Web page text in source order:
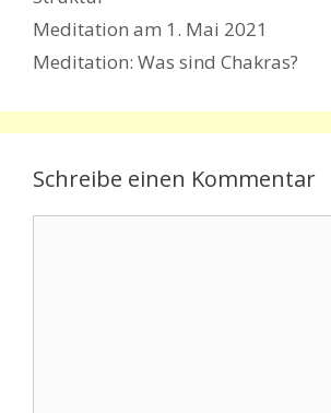
Meditation am 1. Mai 2021
Meditation: Was sind Chakras?
Schreibe einen Kommentar